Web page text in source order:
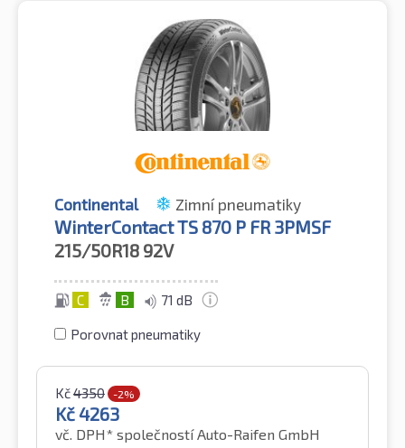
Continental Zimní pneumatiky
WinterContact TS 870 P FR 3PMSF
215/50R18 92V
C B 71 dB
Porovnat pneumatiky
Kč4350 -2%
Kč4263
vč. DPH* společností Auto-Raifen GmbH